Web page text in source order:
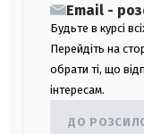
Email -
Будьте в курсі
Перейдіть на
обрати ті, що
інтересам.
ДО